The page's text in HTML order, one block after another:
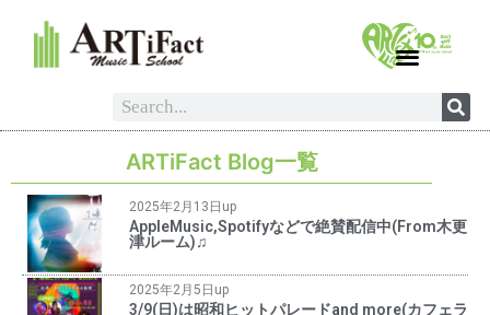
ARTiFact Blog一覧
2025年2月13日up
AppleMusic,Spotifyなどで絶賛配信中(From木更
津ルーム)♫
2025年2月5日up
3/9(日)は昭和ヒットパレードand more(カフェラ